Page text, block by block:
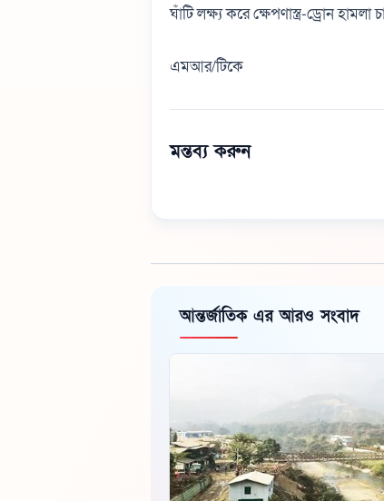
ঘাঁটি লক্ষ্য করে ক্ষেপণাস্ত্র-ড্রোন
এমআর/টিকে
মন্তব্য করুন
আন্তর্জাতিক এর আরও সংবাদ